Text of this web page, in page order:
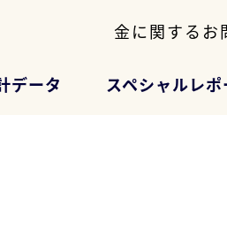
金に関するお
データ スペシャルレポ